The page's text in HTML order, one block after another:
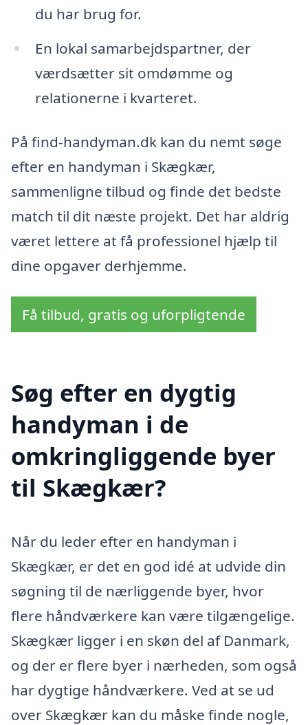
du har brug for.
En lokal samarbejdspartner, der
værdsætter sit omdømme og
relationerne i kvarteret.
På find-handyman.dk kan du nemt søge
efter en handyman i Skægkær,
sammenligne tilbud og finde det bedste
match til dit næste projekt. Det har aldrig
været lettere at få professionel hjælp til
dine opgaver derhjemme.
Få tilbud, gratis og uforpligtende
Søg efter en dygtig
handyman i de
omkringliggende byer
til Skægkær?
Når du leder efter en handyman i
Skægkær, er det en god idé at udvide din
søgning til de nærliggende byer, hvor
flere håndværkere kan være tilgængelige.
Skægkær ligger i en skøn del af Danmark,
og der er flere byer i nærheden, som også
har dygtige håndværkere. Ved at se ud
over Skægkær kan du måske finde nogle,